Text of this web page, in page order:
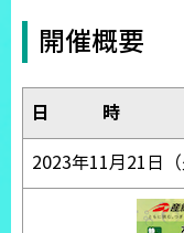
開催概要
日 時
2023年11月21日